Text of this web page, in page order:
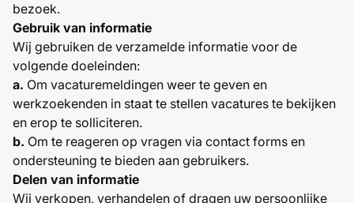
bezoek.
Gebruik van informatie
Wij gebruiken de verzamelde informatie voor de
volgende doeleinden:
a. Om vacaturemeldingen weer te geven en
werkzoekenden in staat te stellen vacatures te bekijken
en erop te solliciteren.
b. Om te reageren op vragen via contact forms en
ondersteuning te bieden aan gebruikers.
Delen van informatie
Wij verkopen, verhandelen of dragen uw persoonlijke